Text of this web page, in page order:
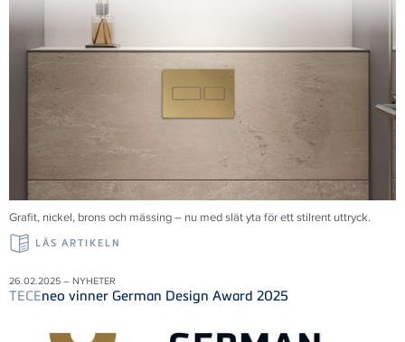
Grafit, nickel, brons och mässing – nu med slät yta för ett stilrent uttryck.
LÄS ARTIKELN
26.02.2025 – NYHETER
TECEneo vinner German Design Award 2025